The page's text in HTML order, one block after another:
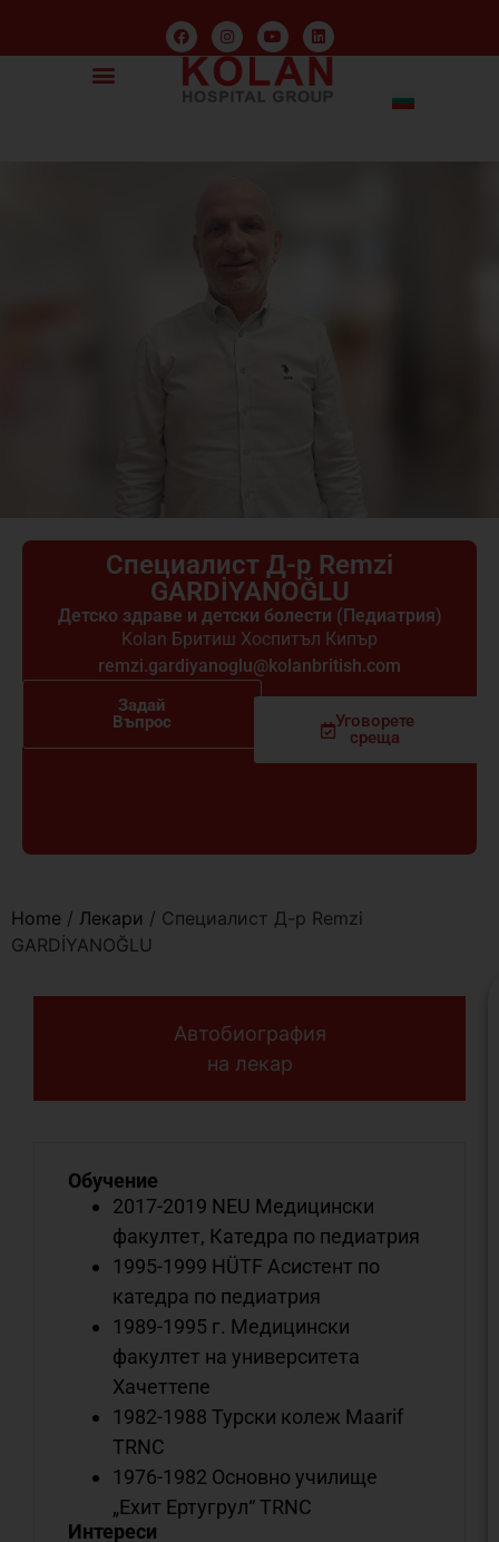
Специалист Д-р Remzi
GARDİYANOĞLU
Детско здраве и детски болести (Педиатрия)
Kolan Бритиш Хоспитъл Кипър
remzi.gardiyanoglu@kolanbritish.com
Задай
Въпрос
Уговорете
среща
Home / Лекари / Специалист Д-р Remzi
GARDİYANOĞLU
Автобиография
на лекар
Обучение
2017-2019 NEU Медицински
факултет, Катедра по педиатрия
1995-1999 HÜTF Асистент по
катедра по педиатрия
1989-1995 г. Медицински
факултет на университета
Хачеттепе
1982-1988 Турски колеж Maarif
TRNC
1976-1982 Основно училище
„Ехит Ертугрул“ TRNC
Интереси